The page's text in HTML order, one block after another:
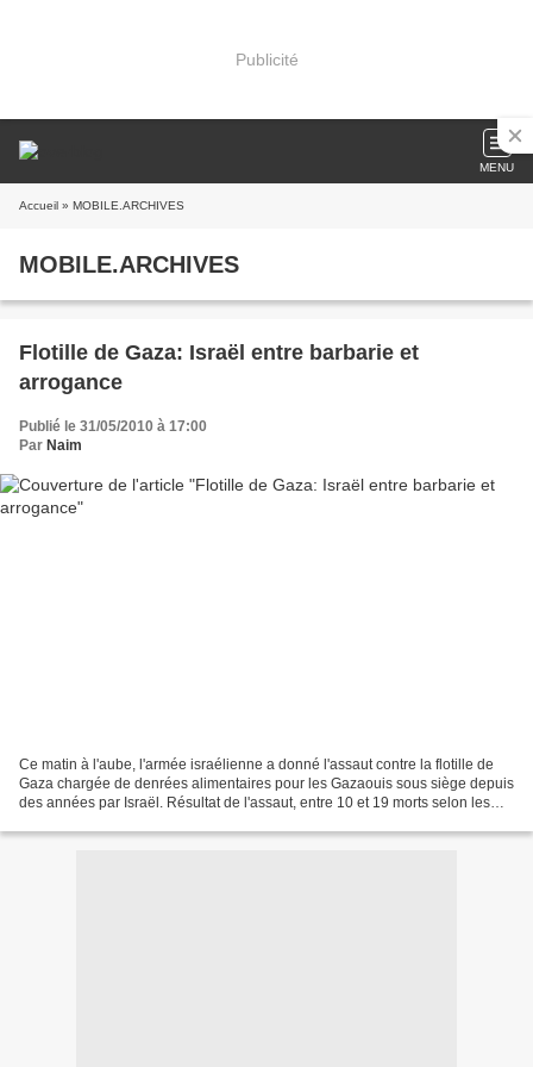
Publicité
MENU
Accueil » MOBILE.ARCHIVES
MOBILE.ARCHIVES
Flotille de Gaza: Israël entre barbarie et
arrogance
Publié le 31/05/2010 à 17:00
Par Naim
Ce matin à l'aube, l'armée israélienne a donné l'assaut contre la flotille de
Gaza chargée de denrées alimentaires pour les Gazaouis sous siège depuis
des années par Israël. Résultat de l'assaut, entre 10 et 19 morts selon les